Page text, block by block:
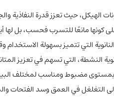
الهيكل، حيث تعزز قدرة النفاذية
كونها مانعًا للتسرب فحسب، بل
التي تتميز بسهولة الاستخدام
النشطة، التي تسهم في تعزيز
بمستوى مضبوط ومناسب لمختلف
التغلغل في العمق وسد الفتحات